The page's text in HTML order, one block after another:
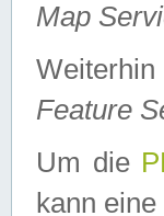
Map
Feature
Um die
kann eine